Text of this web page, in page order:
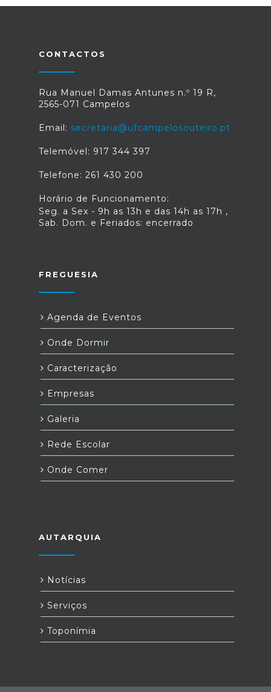
CONTACTOS
Rua Manuel Damas Antunes n.º 19 R,
2565-071 Campelos
Email: secretaria@ufcampelosouteiro.pt
Telemóvel: 917 344 397
Telefone: 261 430 200
Horário de Funcionamento:
Seg. a Sex - 9h as 13h e das 14h as 17h ,
Sab. Dom. e Feriados: encerrado
FREGUESIA
Agenda de Eventos
Onde Dormir
Caracterização
Empresas
Galeria
Rede Escolar
Onde Comer
AUTARQUIA
Notícias
Serviços
Toponímia